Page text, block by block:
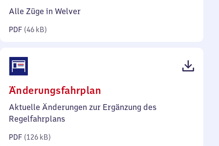
46
Alle Züge in Welver
PDF (46 kB)
Änderungsfahrplan
126
Aktuelle Änderungen zur Ergänzung des
Regelfahrplans
PDF (126 kB)